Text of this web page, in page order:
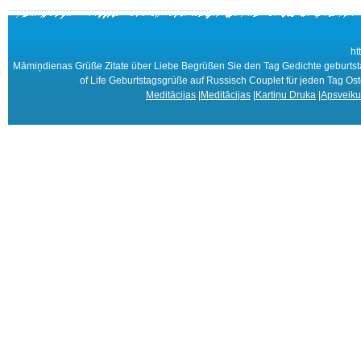
Māmiņdienas Grüße Zitate über Liebe Begrüßen Sie den Tag Gedichte
of Life Geburtstagsgrüße auf Russisch Couplet für jeden Tag
Meditācijas Meditācijas Kartiņu Druka